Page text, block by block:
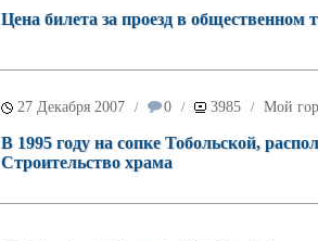
Цена билета за проезд в общественном
27 Декабря 2007 / 0 / 3985 / Мой
В 1995 году на сопке Тобольской,
Строительство храма